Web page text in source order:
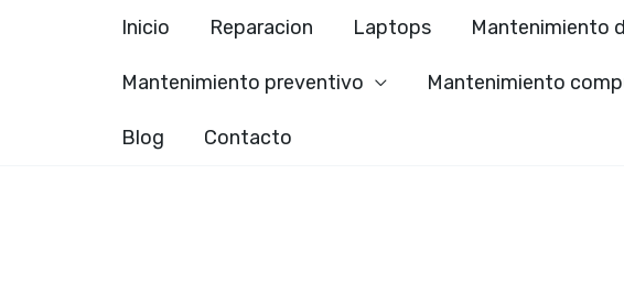
Inicio Reparacion Laptops Mantenimiento
Mantenimiento preventivo Mantenimiento
Blog Contacto